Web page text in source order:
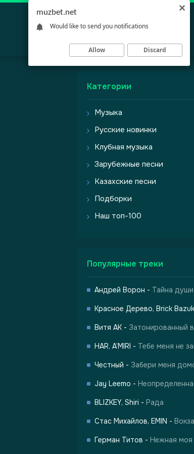
Категории
Музыка
Русские новинки
Клубная музыка
Зарубежные песни
Казахские песни
Подборки
Наш топ-100
Популярные треки
Андрей Ворон - Тайна души
Красное Дерево, Brick
Витя АК - Затонированный
HAR, A’MIRI - Тебе меня не
Честный - Забери меня
Jay Leemo - Неопределенная
BLIZKEY, Shiri - Рада
Стас Михайлов, EMIN - Вокзалы
Герман Титов - Нежная моя
muzbet.net
Would like to send you notifications
Allow Discard